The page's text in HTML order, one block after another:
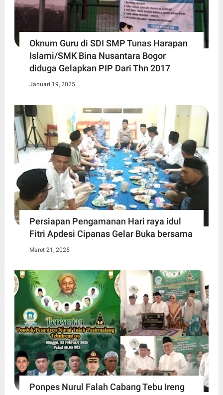
Oknum Guru di SDI SMP Tunas Harapan
Islami/SMK Bina Nusantara Bogor
diduga Gelapkan PIP Dari Thn 2017
Januari 19, 2025
Persiapan Pengamanan Hari raya idul
Fitri Apdesi Cipanas Gelar Buka bersama
Maret 21, 2025
Ponpes Nurul Falah Cabang Tebu Ireng